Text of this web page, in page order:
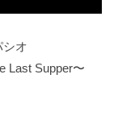
シオ
Last Supper〜